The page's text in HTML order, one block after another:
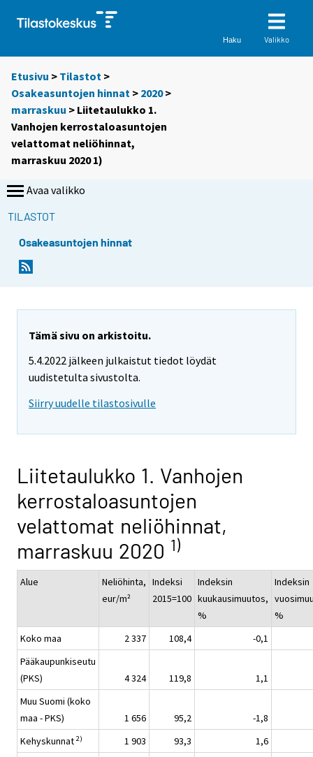
Haku Valikko
Etusivu > Tilastot >
Osakeasuntojen hinnat > 2020>
marraskuu > Liitetaulukko 1.
Vanhojen kerrostaloasuntojen
velattomat neliöhinnat,
marraskuu 2020 1)
Avaa valikko
TILASTOT
Osakeasuntojen hinnat
Tämä sivu on arkistoitu.
5.4.2022 jälkeen julkaistut tiedot löydät
uudistetulta sivustolta.
Siirry uudelle tilastosivulle
Liitetaulukko 1. Vanhojen
kerrostaloasuntojen
velattomat neliöhinnat,
marraskuu 2020 1)
Alue
Neliöhinta,
eur/m²
Indeksi
2015=100
Indeksin
kuukausimuutos,
%
Indeksin
%
Koko maa
2 337 108,4
-0,1
Pääkaupunkiseutu
(PKS)
4 324 119,8
1,1
Muu Suomi (koko
maa - PKS)
1 656 95,2
-1,8
Kehyskunnat 2) 1 903 93,3
1,6